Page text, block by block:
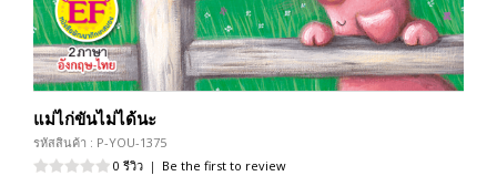
แม่ไก่ขันไม่ได้นะ
รหัสสินค้า : P-YOU-1375
0 รีวิว | Be the first to review